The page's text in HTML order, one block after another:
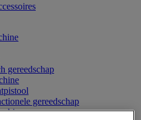
gereedschap
gereedschap